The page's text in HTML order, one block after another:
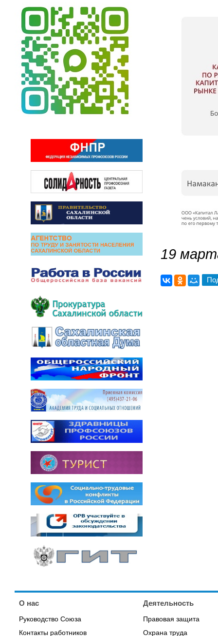
19
О нас
Руководство Союза
Контакты работников
Деятельность
Правовая защита
Охрана труда